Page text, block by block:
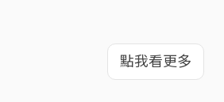
點我看更多